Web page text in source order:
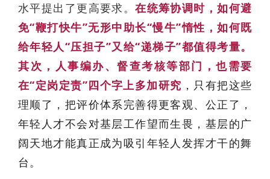
水平提出了更高要求。在统筹协调时，如何避
免“鞭打快牛”无形中助长“慢牛”惰性，如何既
给年轻人“压担子”又给“递梯子”都值得考量。
其次，人事编办、督查考核等部门，也需要
在“定岗定责”四个字上多加研究 ，只有把这些
理顺了，把评价体系完善得更客观、公正了，
年轻人才不会对基层工作望而生畏，基层的广
阔天地才能真正成为吸引年轻人发挥才干的舞
台。